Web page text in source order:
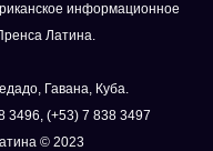
информационное
Латина.
Гавана, Куба.
3496, (+53) 7 838 3497
© 2023